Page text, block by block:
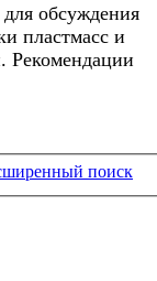
обсуждения
пластмасс и
Рекомендации
поиск